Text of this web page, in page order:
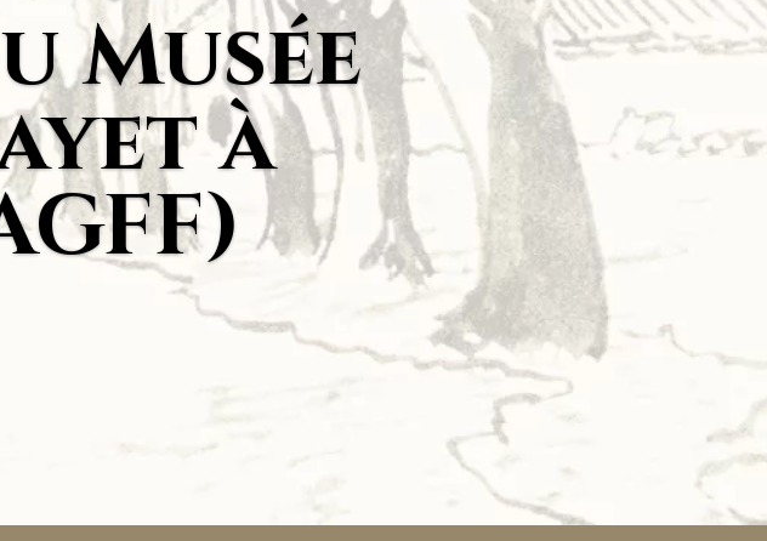
Musée
à